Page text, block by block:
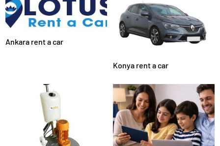
Ankara rent a car
Konya rent a car